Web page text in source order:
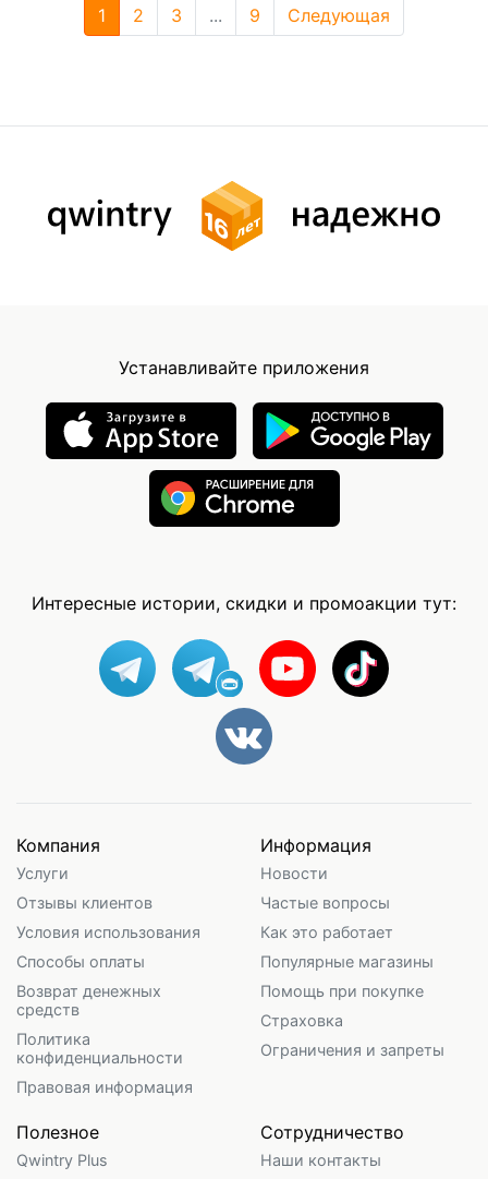
1 2 3 ... 9 Следующая
Устанавливайте приложения
Интересные истории, скидки и промоакции тут:
Компания
Услуги
Отзывы клиентов
Условия использования
Способы оплаты
Возврат денежных
средств
Политика
конфиденциальности
Правовая информация
Информация
Новости
Частые вопросы
Как это работает
Популярные магазины
Помощь при покупке
Страховка
Ограничения и запреты
Полезное
Qwintry Plus
Сотрудничество
Наши контакты